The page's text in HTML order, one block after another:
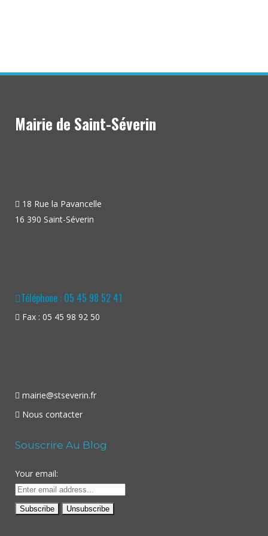
Mairie de Saint-Séverin
18 Rue la Pavancelle
16 390 Saint-Séverin
Téléphone : 05 45 98 52 41
Fax : 05 45 98 92 50
mairie@stseverin.fr
Nous contacter
Souscrire Au Blog
Your email: